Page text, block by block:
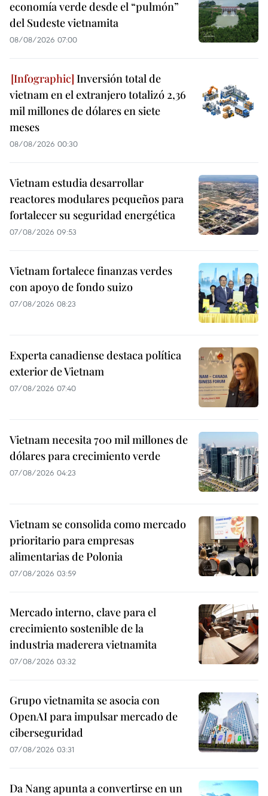
economía verde desde el “pulmón”
del Sudeste vietnamita
08/08/2026 07:00
Inversión total de
vietnam en el extranjero totalizó 2,36
mil millones de dólares en siete
meses
08/08/2026 00:30
Vietnam estudia desarrollar
reactores modulares pequeños para
fortalecer su seguridad energética
07/08/2026 09:53
Vietnam fortalece finanzas verdes
con apoyo de fondo suizo
07/08/2026 08:23
Experta canadiense destaca política
exterior de Vietnam
07/08/2026 07:40
Vietnam necesita 700 mil millones de
dólares para crecimiento verde
07/08/2026 04:23
Vietnam se consolida como mercado
prioritario para empresas
alimentarias de Polonia
07/08/2026 03:59
Mercado interno, clave para el
crecimiento sostenible de la
industria maderera vietnamita
07/08/2026 03:32
Grupo vietnamita se asocia con
OpenAI para impulsar mercado de
ciberseguridad
07/08/2026 03:31
Da Nang apunta a convertirse en un